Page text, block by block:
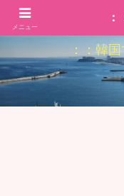
：：韓
メニュー